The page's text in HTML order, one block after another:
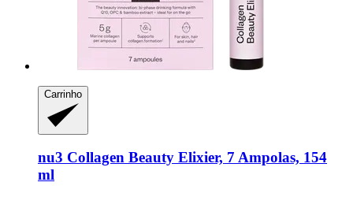
Carrinho
nu3 Collagen Beauty Elixier, 7 Ampolas, 154
ml